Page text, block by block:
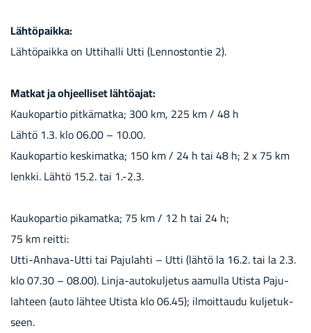
Läh­tö­paik­ka:
Läh­tö­paik­ka on Ut­ti­hal­li Utti (Len­nos­ton­tie 2).
Mat­kat ja oh­jeel­li­set läh­tö­ajat:
Kau­ko­par­tio pit­kä­mat­ka; 300 km, 225 km / 48 h
Lähtö 1.3. klo 06.00 – 10.00.
Kau­ko­par­tio kes­ki­mat­ka; 150 km / 24 h tai 48 h; 2 x 75 km
lenk­ki. Lähtö 15.2. tai 1.-2.3.
Kau­ko­par­tio pi­ka­mat­ka; 75 km / 12 h tai 24 h;
75 km reit­ti:
Utti-​Anhava-Utti tai Pa­ju­lah­ti – Utti (lähtö la 16.2. tai la 2.3.
klo 07.30 – 08.00). Linja-​autokuljetus aa­mul­la Utis­ta Pa­ju­
lah­teen (auto läh­tee Utis­ta klo 06.45); il­moit­tau­du kul­je­tuk­
seen.